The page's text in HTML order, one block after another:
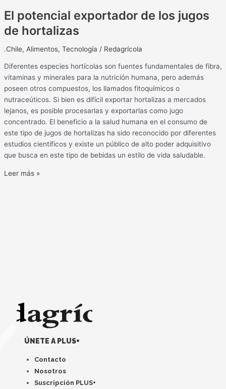
El potencial exportador de los jugos
de hortalizas
.Chile, Alimentos, Tecnología / Redagrícola
Diferentes especies hortícolas son fuentes fundamentales de fibra,
vitaminas y minerales para la nutrición humana, pero además
poseen otros compuestos, los llamados fitoquímicos o
nutraceúticos. Si bien es difícil exportar hortalizas a mercados
lejanos, es posible procesarlas y exportarlas como jugo
concentrado. El beneficio a la salud humana en el consumo de
este tipo de jugos de hortalizas ha sido reconocido por diferentes
estudios científicos y existe un público de alto poder adquisitivo
que busca en este tipo de bebidas un estilo de vida saludable.
Leer más »
ÚNETE A PLUS+
Contacto
Nosotros
Suscripción PLUS+